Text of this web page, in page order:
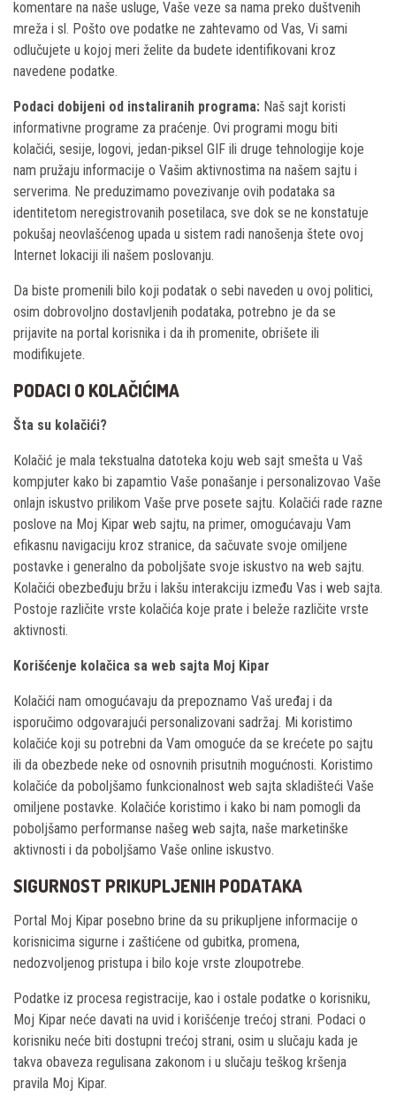
komentare na naše usluge, Vaše veze sa nama preko duštvenih
mreža i sl. Pošto ove podatke ne zahtevamo od Vas, Vi sami
odlučujete u kojoj meri želite da budete identifikovani kroz
navedene podatke.
Podaci dobijeni od instaliranih programa: Naš sajt koristi
informativne programe za praćenje. Ovi programi mogu biti
kolačići, sesije, logovi, jedan-piksel GIF ili druge tehnologije koje
nam pružaju informacije o Vašim aktivnostima na našem sajtu i
serverima. Ne preduzimamo povezivanje ovih podataka sa
identitetom neregistrovanih posetilaca, sve dok se ne konstatuje
pokušaj neovlašćenog upada u sistem radi nanošenja štete ovoj
Internet lokaciji ili našem poslovanju.
Da biste promenili bilo koji podatak o sebi naveden u ovoj politici,
osim dobrovoljno dostavljenih podataka, potrebno je da se
prijavite na portal korisnika i da ih promenite, obrišete ili
modifikujete.
PODACI O KOLAČIĆIMA
Šta su kolačići?
Kolačić je mala tekstualna datoteka koju web sajt smešta u Vaš
kompjuter kako bi zapamtio Vaše ponašanje i personalizovao Vaše
onlajn iskustvo prilikom Vaše prve posete sajtu. Kolačići rade razne
poslove na Moj Kipar web sajtu, na primer, omogućavaju Vam
efikasnu navigaciju kroz stranice, da sačuvate svoje omiljene
postavke i generalno da poboljšate svoje iskustvo na web sajtu.
Kolačići obezbeđuju bržu i lakšu interakciju između Vas i web sajta.
Postoje različite vrste kolačića koje prate i beleže različite vrste
aktivnosti.
Korišćenje kolačica sa web sajta Moj Kipar
Kolačići nam omogućavaju da prepoznamo Vaš uređaj i da
isporučimo odgovarajući personalizovani sadržaj. Mi koristimo
kolačiće koji su potrebni da Vam omoguće da se krećete po sajtu
ili da obezbede neke od osnovnih prisutnih mogućnosti. Koristimo
kolačiće da poboljšamo funkcionalnost web sajta skladišteći Vaše
omiljene postavke. Kolačiće koristimo i kako bi nam pomogli da
poboljšamo performanse našeg web sajta, naše marketinške
aktivnosti i da poboljšamo Vaše online iskustvo.
SIGURNOST PRIKUPLJENIH PODATAKA
Portal Moj Kipar posebno brine da su prikupljene informacije o
korisnicima sigurne i zaštićene od gubitka, promena,
nedozvoljenog pristupa i bilo koje vrste zloupotrebe.
Podatke iz procesa registracije, kao i ostale podatke o korisniku,
Moj Kipar neće davati na uvid i korišćenje trećoj strani. Podaci o
korisniku neće biti dostupni trećoj strani, osim u slučaju kada je
takva obaveza regulisana zakonom i u slučaju teškog kršenja
pravila Moj Kipar.